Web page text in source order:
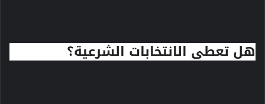
هل تعطي الانتخابات الشرعية؟